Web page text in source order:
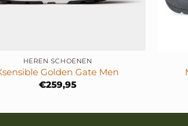
HEREN SCHOENEN
Golden Gate Men
€259,95